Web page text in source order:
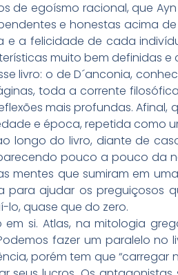
de egoísmo racional, que
e honestas acima
e a felicidade de cada
muito bem definidas e
livro: o de D´anconia,
toda a corrente
mais profundas.
e época, repetida como
longo do livro, diante de
pouco a pouco da
mentes que sumiram em
para ajudar os preguiçosos
lo, quase que do zero.
si. Atlas, na mitologia
fazer um paralelo no
porém tem que